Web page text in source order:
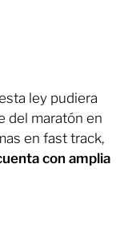
ley pudiera
del maratón en
en fast track,
con amplia